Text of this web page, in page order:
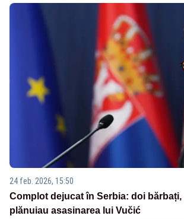
24 feb. 2026, 15:50
Complot dejucat în Serbia: doi
plănuiau asasinarea lui Vučić